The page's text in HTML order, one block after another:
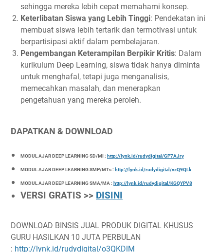
sehingga mereka lebih cepat memahami konsep.
Keterlibatan Siswa yang Lebih Tinggi: Pendekatan ini
membuat siswa lebih tertarik dan termotivasi untuk
berpartisipasi aktif dalam pembelajaran.
Pengembangan Keterampilan Berpikir Kritis: Dalam
kurikulum Deep Learning, siswa tidak hanya diminta
untuk menghafal, tetapi juga menganalisis,
memecahkan masalah, dan menerapkan
pengetahuan yang mereka peroleh.
DAPATKAN & DOWNLOAD
MODUL AJAR DEEP LEARNING SD/MI : http://lynk.id/rudydigital/GP7AJry
MODUL AJAR DEEP LEARNING SMP/MTs : http://lynk.id/rudydigital/vzQ9QLk
MODUL AJAR DEEP LEARNING SMA/MA : http://lynk.id/rudydigital/KGQYPV8
VERSI GRATIS >> DISINI
DOWNLOAD BINSIS JUAL PRODUK DIGITAL KHUSUS
GURU HASILKAN 10 JUTA PERBULAN
: http://lynk.id/rudydigital/o3QKDlM